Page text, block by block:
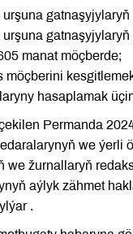
manat möçberde;
möçberini
hasaplamak
Permanda
we ýerli
we žurnallaryň
aýlyk zähmet
.